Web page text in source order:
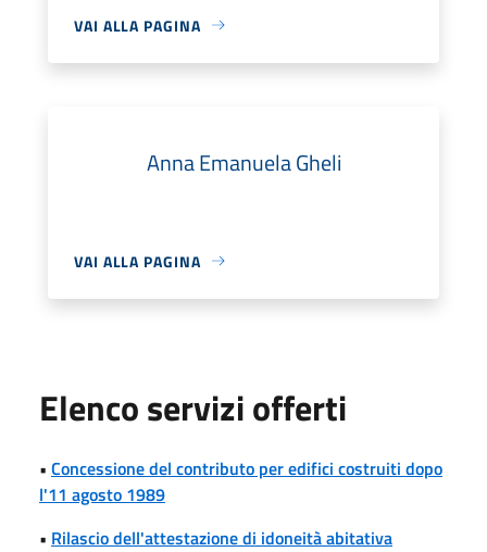
VAI ALLA PAGINA
Anna Emanuela Gheli
VAI ALLA PAGINA
Elenco servizi offerti
• Concessione del contributo per edifici costruiti dopo
l'11 agosto 1989
• Rilascio dell'attestazione di idoneità abitativa